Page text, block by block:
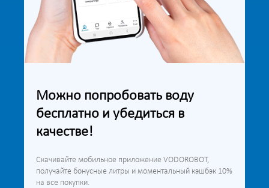
Можно попробовать воду
бесплатно и убедиться в
качестве!
Скачивайте мобильное приложение VODOROBOT,
получайте бонусные литры и моментальный кэшбэк 10%
на все покупки.